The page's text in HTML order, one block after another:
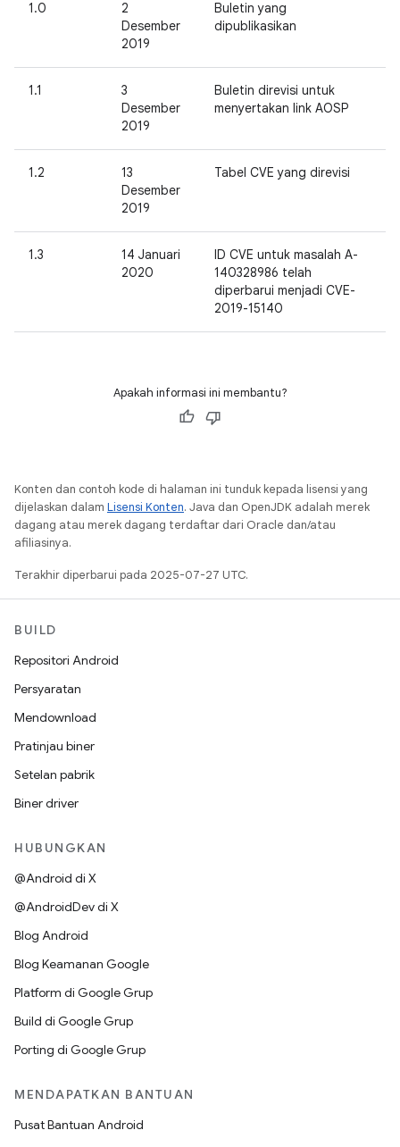
1.0
2
Desember
2019
Buletin yang
dipublikasikan
1.1
3
Desember
2019
Buletin direvisi untuk
menyertakan link AOSP
1.2
13
Desember
2019
Tabel CVE yang direvisi
1.3
14 Januari
2020
ID CVE untuk masalah A-
140328986 telah
diperbarui menjadi CVE-
2019-15140
Apakah informasi ini membantu?
Konten dan contoh kode di halaman ini tunduk kepada lisensi yang
dijelaskan dalam Lisensi Konten. Java dan OpenJDK adalah merek
dagang atau merek dagang terdaftar dari Oracle dan/atau
afiliasinya.
Terakhir diperbarui pada 2025-07-27 UTC.
BUILD
Repositori Android
Persyaratan
Mendownload
Pratinjau biner
Setelan pabrik
Biner driver
HUBUNGKAN
@Android di X
@AndroidDev di X
Blog Android
Blog Keamanan Google
Platform di Google Grup
Build di Google Grup
Porting di Google Grup
MENDAPATKAN BANTUAN
Pusat Bantuan Android